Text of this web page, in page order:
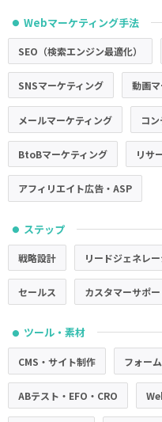
● Webマーケティング手法
SEO（検索エンジン最適化）
SNSマーケティング 動画
メールマーケティング コ
BtoBマーケティング リサ
アフィリエイト広告・ASP
● ステップ
戦略設計 リードジェネレ
セールス カスタマーサポ
● ツール・素材
CMS・サイト制作 フォー
ABテスト・EFO・CRO